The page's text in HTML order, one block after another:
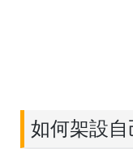
如何架設自